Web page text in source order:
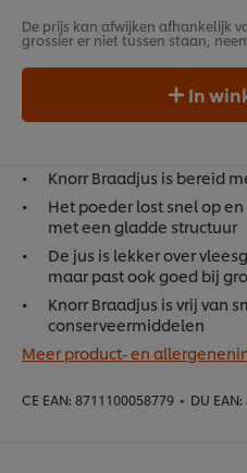
De prijs kan afwijken afhankelijk
grossier er niet tussen staan,
In
Knorr Braadjus is bereid
Het poeder lost snel op
met een gladde structuur
De jus is lekker over
maar past ook goed bij
Knorr Braadjus is vrij van
conserveermiddelen
Meer product- en
CE EAN: 8711100058779 • DU EAN: